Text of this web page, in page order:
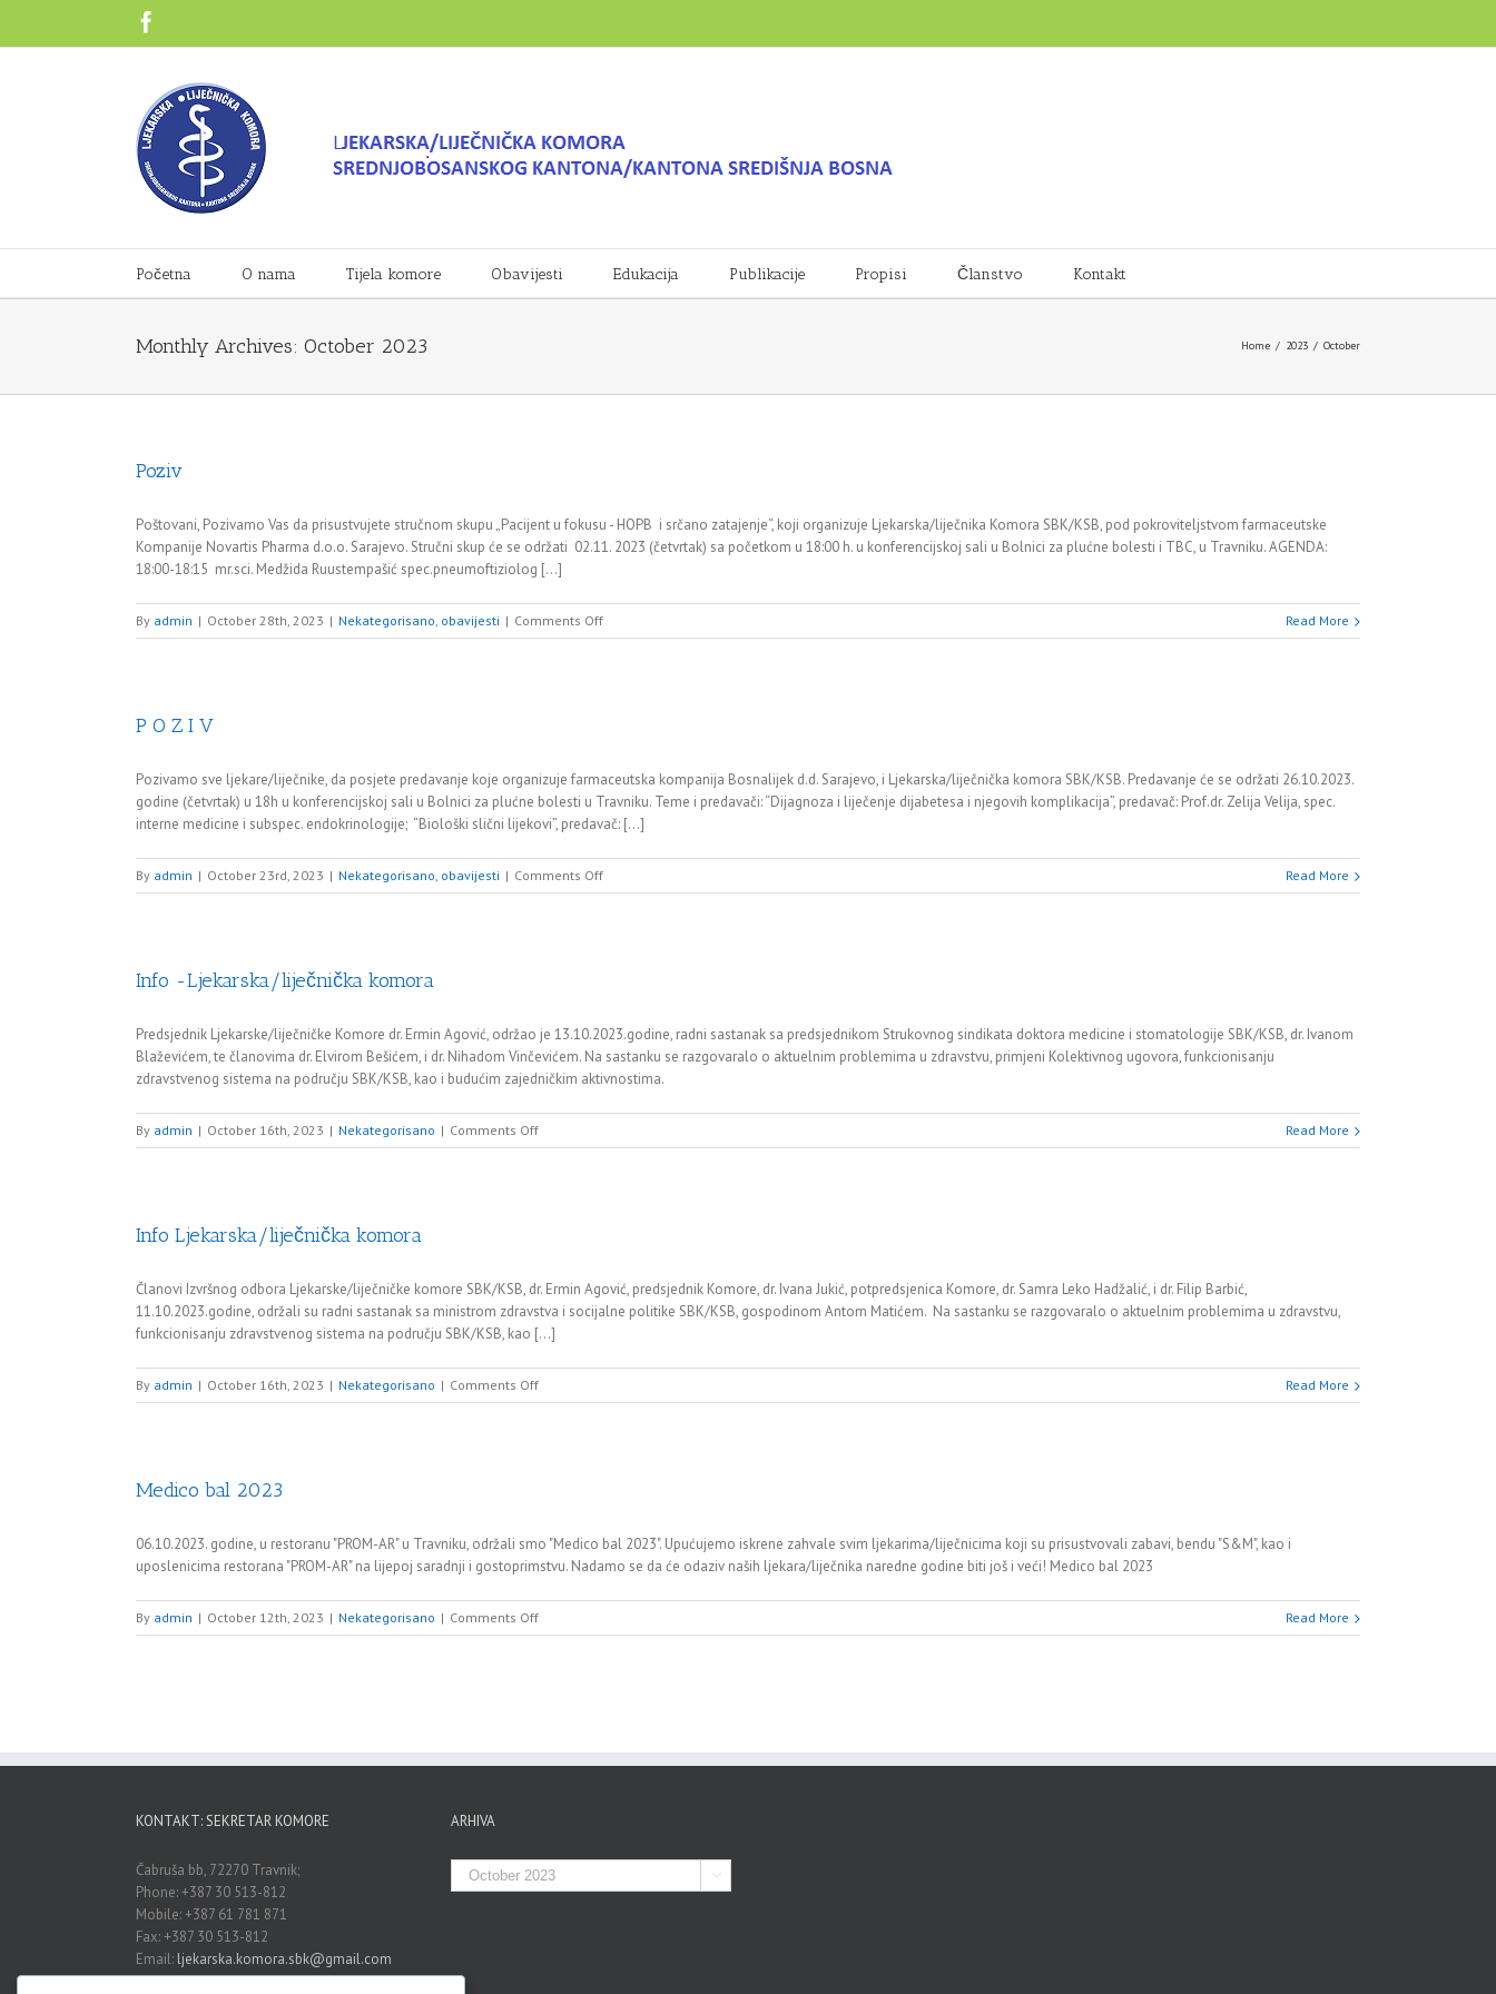
Početna O nama Tijela komore Obavijesti Edukacija Publikacije Propisi Članstvo Kontakt
Monthly Archives: October 2023 Home / 2023 / October
Poziv
Poštovani, Pozivamo Vas da prisustvujete stručnom skupu „Pacijent u fokusu - HOPB i srčano zatajenje“, koji organizuje Ljekarska/liječnika Komora SBK/KSB, pod pokroviteljstvom farmaceutske
Kompanije Novartis Pharma d.o.o. Sarajevo. Stručni skup će se održati 02.11. 2023 (četvrtak) sa početkom u 18:00 h. u konferencijskoj sali u Bolnici za plućne bolesti i TBC, u Travniku. AGENDA:
18:00-18:15 mr.sci. Medžida Ruustempašić spec.pneumoftiziolog [...]
By admin | October 28th, 2023 | Nekategorisano, obavijesti | Comments Offon
Poziv
Read More
P O Z I V
Pozivamo sve ljekare/liječnike, da posjete predavanje koje organizuje farmaceutska kompanija Bosnalijek d.d. Sarajevo, i Ljekarska/liječnička komora SBK/KSB. Predavanje će se održati 26.10.2023.
godine (četvrtak) u 18h u konferencijskoj sali u Bolnici za plućne bolesti u Travniku. Teme i predavači: “Dijagnoza i liječenje dijabetesa i njegovih komplikacija”, predavač: Prof.dr. Zelija Velija, spec.
interne medicine i subspec. endokrinologije; “Biološki slični lijekovi”, predavač: [...]
By admin | October 23rd, 2023 | Nekategorisano, obavijesti | Comments Offon
P
Read More
Info -Ljekarska/liječnička komora
Predsjednik Ljekarske/liječničke Komore dr. Ermin Agović, održao je 13.10.2023.godine, radni sastanak sa predsjednikom Strukovnog sindikata doktora medicine i stomatologije SBK/KSB, dr. Ivanom
Blaževićem, te članovima dr. Elvirom Bešićem, i dr. Nihadom Vinčevićem. Na sastanku se razgovaralo o aktuelnim problemima u zdravstvu, primjeni Kolektivnog ugovora, funkcionisanju
zdravstvenog sistema na području SBK/KSB, kao i budućim zajedničkim aktivnostima.
By admin | October 16th, 2023 | Nekategorisano | Comments Offon
Info
Read More
Info Ljekarska/liječnička komora
Članovi Izvršnog odbora Ljekarske/liječničke komore SBK/KSB, dr. Ermin Agović, predsjednik Komore, dr. Ivana Jukić, potpredsjenica Komore, dr. Samra Leko Hadžalić, i dr. Filip Barbić,
11.10.2023.godine, održali su radni sastanak sa ministrom zdravstva i socijalne politike SBK/KSB, gospodinom Antom Matićem. Na sastanku se razgovaralo o aktuelnim problemima u zdravstvu,
funkcionisanju zdravstvenog sistema na području SBK/KSB, kao [...]
By admin | October 16th, 2023 | Nekategorisano | Comments Offon
Info
Read More
Medico bal 2023
06.10.2023. godine, u restoranu "PROM-AR" u Travniku, održali smo "Medico bal 2023". Upućujemo iskrene zahvale svim ljekarima/liječnicima koji su prisustvovali zabavi, bendu "S&M", kao i
uposlenicima restorana "PROM-AR" na lijepoj saradnji i gostoprimstvu. Nadamo se da će odaziv naših ljekara/liječnika naredne godine biti još i veći! Medico bal 2023
By admin | October 12th, 2023 | Nekategorisano | Comments Offon
Medico
Read More
KONTAKT: SEKRETAR KOMORE
Čabruša bb, 72270 Travnik;
Phone: +387 30 513-812
Mobile: +387 61 781 871
Fax: +387 30 513-812
Email: ljekarska.komora.sbk@gmail.com
ARHIVA
Arhiva 